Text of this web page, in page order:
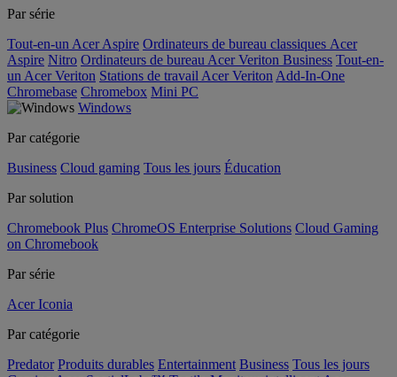
Par série
Tout-en-un Acer Aspire Ordinateurs de bureau classiques Acer
Aspire Nitro Ordinateurs de bureau Acer Veriton Business Tout-en-
un Acer Veriton Stations de travail Acer Veriton Add-In-One
Chromebase Chromebox Mini PC
Windows
Par catégorie
Business Cloud gaming Tous les jours Éducation
Par solution
Chromebook Plus ChromeOS Enterprise Solutions Cloud Gaming
on Chromebook
Par série
Acer Iconia
Par catégorie
Predator Produits durables Entertainment Business Tous les jours